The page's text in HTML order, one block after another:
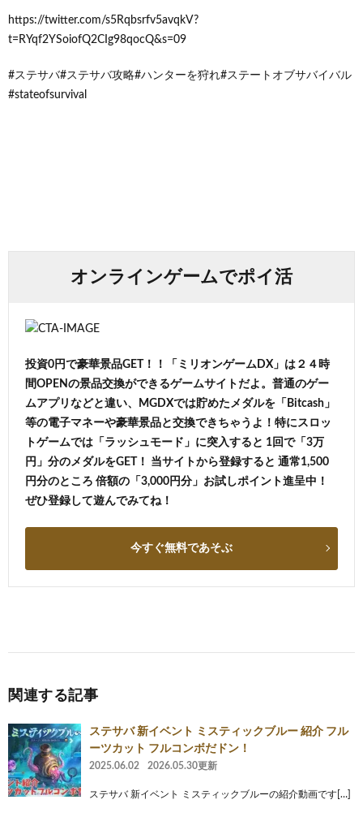
https://twitter.com/s5Rqbsrfv5avqkV?
t=RYqf2YSoiofQ2CIg98qocQ&s=09
#ステサバ#ステサバ攻略#ハンターを狩れ#ステートオブサバイバル
#stateofsurvival
オンラインゲームでポイ活
投資0円で豪華景品GET！！「ミリオンゲームDX」は２４時
間OPENの景品交換ができるゲームサイトだよ。普通のゲー
ムアプリなどと違い、MGDXでは貯めたメダルを「Bitcash」
等の電子マネーや豪華景品と交換できちゃうよ！特にスロッ
トゲームでは「ラッシュモード」に突入すると 1回で「3万
円」分のメダルをGET！ 当サイトから登録すると 通常1,500
円分のところ 倍額の「3,000円分」お試しポイント進呈中！
ぜひ登録して遊んでみてね！
今すぐ無料であそぶ
関連する記事
ステサバ 新イベント ミスティックブルー 紹介 フル
ーツカット フルコンボだドン！
2025.06.02 2026.05.30更新
ステサバ 新イベント ミスティックブルーの紹介動画です[…]